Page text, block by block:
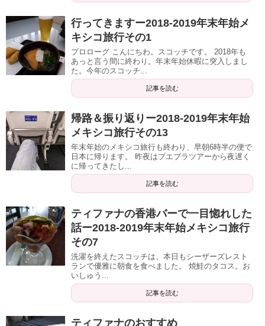
行ってきますー2018-2019年末年始メ
キシコ旅行その1
プロローグ こんにちわ。スコッチです。 2018年も
あっと言う間に終わり。年末年始休暇に突入しまし
た。今年のスコッチ...
記事を読む
帰路＆振り返りー2018-2019年末年始
メキシコ旅行その13
年末年始のメキシコ旅行も終わり、早朝6時半の便で
日本に帰ります。 昨夜はプエブラツアーから夜遅く
に帰ってきたし...
記事を読む
ティファナの香港バーで一目惚れした
話ー2018-2019年末年始メキシコ旅行
その7
洗濯を終えたスコッチは、本日もシーザーズレスト
ランで優雅に朝食を食べました。 焼鮭のタコス。お
いしゅう...
記事を読む
ティファナのおすすめ